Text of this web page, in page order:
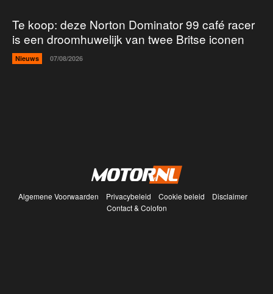
Te koop: deze Norton Dominator 99 café racer
is een droomhuwelijk van twee Britse iconen
Nieuws 07/08/2026
Algemene Voorwaarden Privacybeleid Cookie beleid
Disclaimer
Contact & Colofon